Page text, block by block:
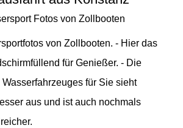
von Zollbooten. - Hier das
für Genießer. - Die
Wasserfahrzeuges für Sie sieht
aus und ist auch nochmals